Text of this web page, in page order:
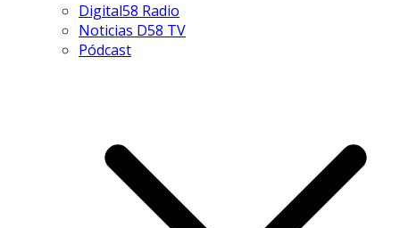
Digital58 Radio
Noticias D58 TV
Pódcast